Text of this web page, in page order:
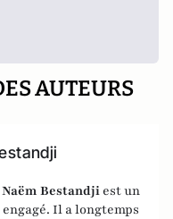
AUTEURS
Naëm Bestandji est un
Il a longtemps